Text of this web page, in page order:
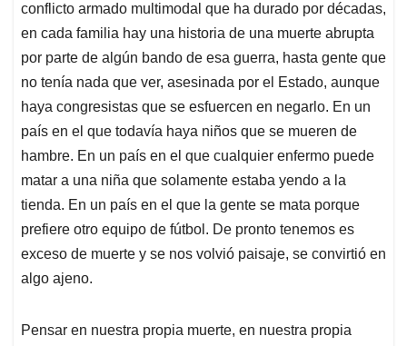
conflicto armado multimodal que ha durado por décadas,
en cada familia hay una historia de una muerte abrupta
por parte de algún bando de esa guerra, hasta gente que
no tenía nada que ver, asesinada por el Estado, aunque
haya congresistas que se esfuercen en negarlo. En un
país en el que todavía haya niños que se mueren de
hambre. En un país en el que cualquier enfermo puede
matar a una niña que solamente estaba yendo a la
tienda. En un país en el que la gente se mata porque
prefiere otro equipo de fútbol. De pronto tenemos es
exceso de muerte y se nos volvió paisaje, se convirtió en
algo ajeno.
Pensar en nuestra propia muerte, en nuestra propia